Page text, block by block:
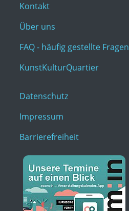
Kontakt
Über uns
FAQ - häufig gestellte Fragen
KunstKulturQuartier
Datenschutz
Impressum
Barrierefreiheit